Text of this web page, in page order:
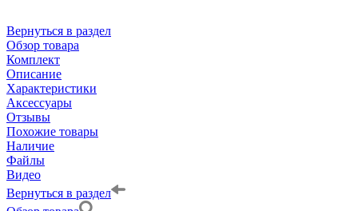
Вернуться в раздел
Обзор товара
Комплект
Описание
Характеристики
Аксессуары
Отзывы
Похожие товары
Наличие
Файлы
Видео
Вернуться в раздел